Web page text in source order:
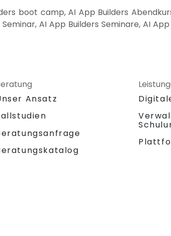
boot camp, AI App Builders
AI App Builders Seminare, AI
Ansatz